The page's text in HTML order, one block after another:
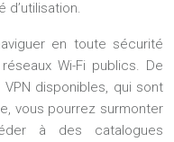
en toute sécurité
Wi-Fi publics. De
disponibles, qui sont
vous pourrez surmonter
à des catalogues